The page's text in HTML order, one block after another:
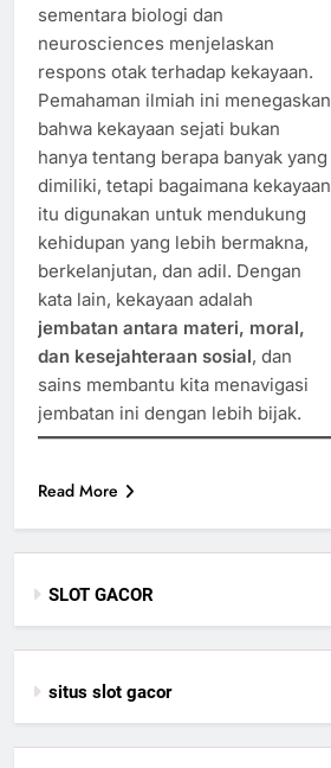
sementara biologi dan
neurosciences menjelaskan
respons otak terhadap kekayaan.
Pemahaman ilmiah ini menegaskan
bahwa kekayaan sejati bukan
hanya tentang berapa banyak yang
dimiliki, tetapi bagaimana kekayaan
itu digunakan untuk mendukung
kehidupan yang lebih bermakna,
berkelanjutan, dan adil. Dengan
kata lain, kekayaan adalah
jembatan antara materi, moral,
dan kesejahteraan sosial, dan
sains membantu kita menavigasi
jembatan ini dengan lebih bijak.
Read More
SLOT GACOR
situs slot gacor